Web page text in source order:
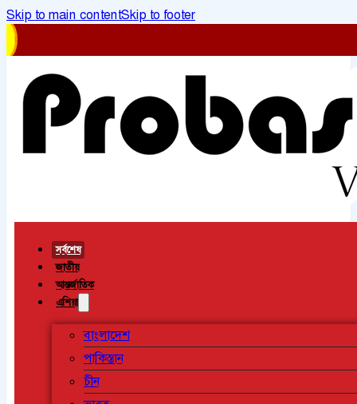
Skip to main contentSkip to footer
সর্বশেষ
জাতীয়
আন্তর্জাতিক
এশিয়া
বাংলাদেশ
পাকিস্তান
চীন